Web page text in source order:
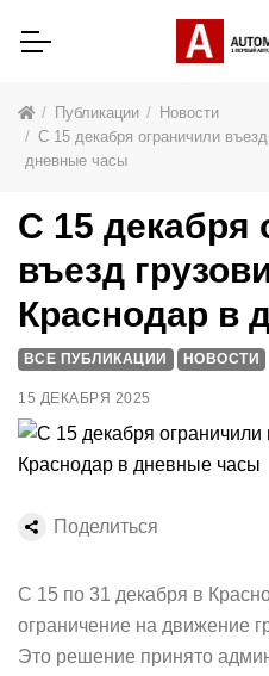
Публикации
Новости
С 15 декабря ограничили
дневные часы
С 15 по 31 декабря в
ограничение на движение
Это решение принято
С 15 декабря
въезд
Краснодар в
ВСЕ ПУБЛИКАЦИИ НОВОСТИ
15 ДЕКАБРЯ 2025
Поделиться